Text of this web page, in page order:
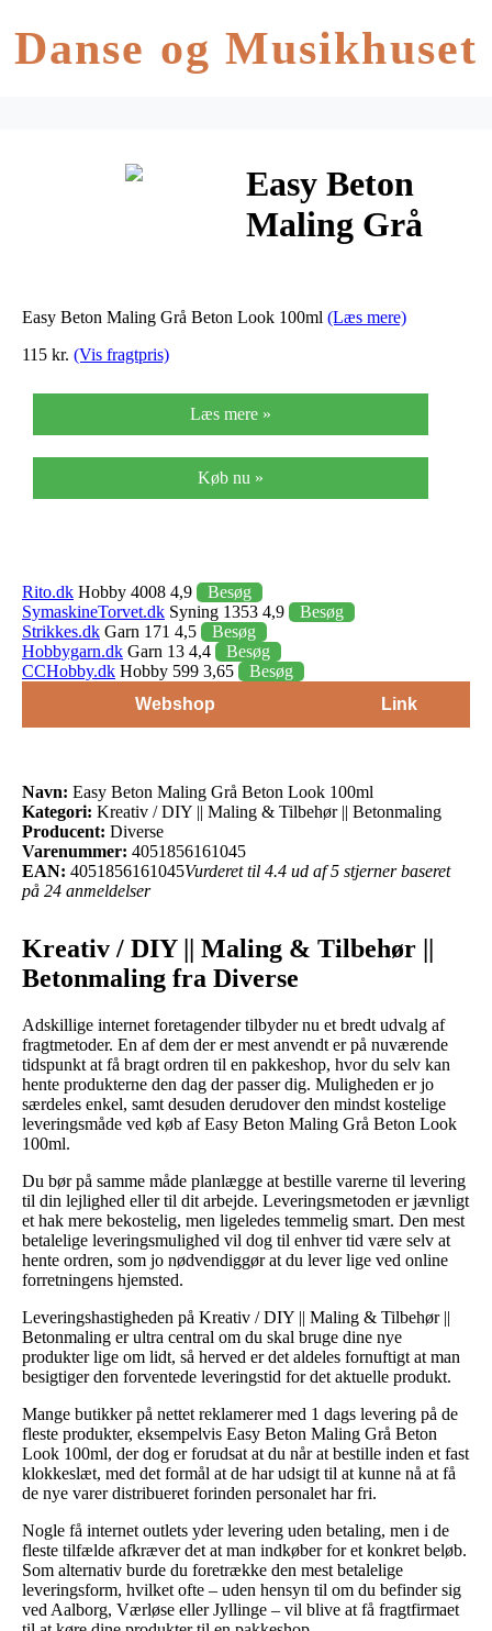
Danse og Musikhuset
Easy Beton
Maling Grå
100ml
Easy Beton Maling Grå Beton Look 100ml (Læs mere)
115 kr. (Vis fragtpris)
Læs mere »
Køb nu »
Rito.dk Hobby 4008 4,9
Besøg
SymaskineTorvet.dk Syning 1353 4,9
Besøg
Strikkes.dk Garn 171 4,5
Besøg
Hobbygarn.dk Garn 13 4,4
Besøg
CCHobby.dk Hobby 599 3,65
Besøg
Webshop
Link
Navn: Easy Beton Maling Grå Beton Look 100ml
Kategori: Kreativ / DIY || Maling & Tilbehør || Betonmaling
Producent: Diverse
Varenummer: 4051856161045
EAN: 4051856161045Vurderet til 4.4 ud af 5 stjerner baseret
på 24 anmeldelser
Kreativ / DIY || Maling & Tilbehør ||
Betonmaling fra Diverse
Adskillige internet foretagender tilbyder nu et bredt udvalg af
fragtmetoder. En af dem der er mest anvendt er på nuværende
tidspunkt at få bragt ordren til en pakkeshop, hvor du selv kan
hente produkterne den dag der passer dig. Muligheden er jo
særdeles enkel, samt desuden derudover den mindst kostelige
leveringsmåde ved køb af Easy Beton Maling Grå Beton Look
100ml.
Du bør på samme måde planlægge at bestille varerne til levering
til din lejlighed eller til dit arbejde. Leveringsmetoden er jævnligt
et hak mere bekostelig, men ligeledes temmelig smart. Den mest
betalelige leveringsmulighed vil dog til enhver tid være selv at
hente ordren, som jo nødvendiggør at du lever lige ved online
forretningens hjemsted.
Leveringshastigheden på Kreativ / DIY || Maling & Tilbehør ||
Betonmaling er ultra central om du skal bruge dine nye
produkter lige om lidt, så herved er det aldeles fornuftigt at man
besigtiger den forventede leveringstid for det aktuelle produkt.
Mange butikker på nettet reklamerer med 1 dags levering på de
fleste produkter, eksempelvis Easy Beton Maling Grå Beton
Look 100ml, der dog er forudsat at du når at bestille inden et fast
klokkeslæt, med det formål at de har udsigt til at kunne nå at få
de nye varer distribueret forinden personalet har fri.
Nogle få internet outlets yder levering uden betaling, men i de
fleste tilfælde afkræver det at man indkøber for et konkret beløb.
Som alternativ burde du foretrække den mest betalelige
leveringsform, hvilket ofte – uden hensyn til om du befinder sig
ved Aalborg, Værløse eller Jyllinge – vil blive at få fragtfirmaet